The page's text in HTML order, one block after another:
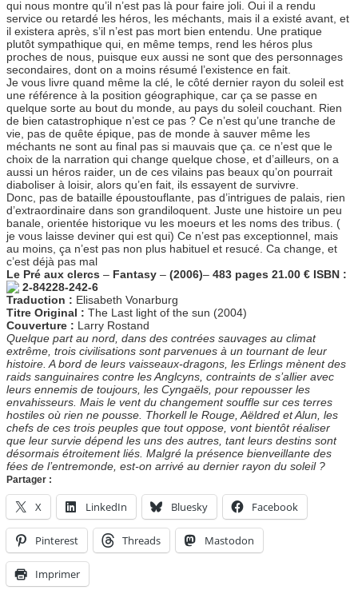
qui nous montre qu’il n’est pas là pour faire joli. Oui il a rendu
service ou retardé les héros, les méchants, mais il a existé avant, et
il existera après, s’il n’est pas mort bien entendu. Une pratique
plutôt sympathique qui, en même temps, rend les héros plus
proches de nous, puisque eux aussi ne sont que des personnages
secondaires, dont on a moins résumé l’existence en fait.
Je vous livre quand même la clé, le côté dernier rayon du soleil est
une référence à la position géographique, car ça se passe en
quelque sorte au bout du monde, au pays du soleil couchant. Rien
de bien catastrophique n’est ce pas ? Ce n’est qu’une tranche de
vie, pas de quête épique, pas de monde à sauver même les
méchants ne sont au final pas si mauvais que ça. ce n’est que le
choix de la narration qui change quelque chose, et d’ailleurs, on a
aussi un héros raider, un de ces vilains pas beaux qu’on pourrait
diaboliser à loisir, alors qu’en fait, ils essayent de survivre.
Donc, pas de bataille époustouflante, pas d’intrigues de palais, rien
d’extraordinaire dans son grandiloquent. Juste une histoire un peu
banale, orientée historique vu les moeurs et les noms des tribus. (
je vous laisse deviner qui est qui) Ce n’est pas exceptionnel, mais
au moins, ça n’est pas non plus habituel et resucé. Ca change, et
c’est déjà pas mal
Le Pré aux clercs – Fantasy – (2006)– 483 pages 21.00 € ISBN :
2-84228-242-6
Traduction : Elisabeth Vonarburg
Titre Original : The Last light of the sun (2004)
Couverture : Larry Rostand
Quelque part au nord, dans des contrées sauvages au climat
extrême, trois civilisations sont parvenues à un tournant de leur
histoire. A bord de leurs vaisseaux-dragons, les Erlings mènent des
raids sanguinaires contre les Anglcyns, contraints de s’allier avec
leurs ennemis de toujours, les Cyngaëls, pour repousser les
envahisseurs. Mais le vent du changement souffle sur ces terres
hostiles où rien ne pousse. Thorkell le Rouge, Aëldred et Alun, les
chefs de ces trois peuples que tout oppose, vont bientôt réaliser
que leur survie dépend les uns des autres, tant leurs destins sont
désormais étroitement liés. Malgré la présence bienveillante des
fées de l’entremonde, est-on arrivé au dernier rayon du soleil ?
Partager :
X LinkedIn Bluesky Facebook
Pinterest Threads Mastodon
Imprimer